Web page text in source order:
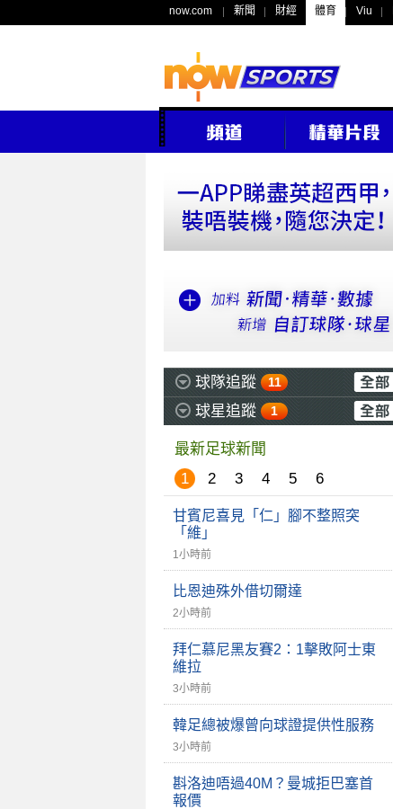
now.com 新聞 財經 體育 Viu
球隊追蹤 11
球星追蹤 1
最新足球新聞
1
2 3 4 5 6
甘賓尼喜見「仁」腳不整照突
「維」
1小時前
比恩迪殊外借切爾達
2小時前
拜仁慕尼黑友賽2：1擊敗阿士東
維拉
3小時前
韓足總被爆曾向球證提供性服務
3小時前
斟洛迪唔過40M？曼城拒巴塞首
報價